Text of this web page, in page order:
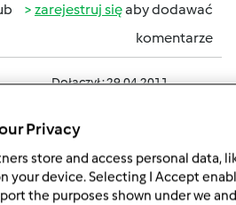
zarejestruj sięaby dodawać
komentarze
Dołączył : 29.04.2011
Privacy
store and access personal data,
your device. Selecting I Accept
the purposes shown under we